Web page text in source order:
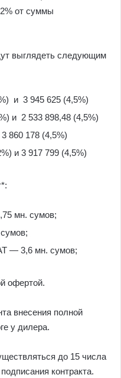
от суммы
выглядеть следующим
и 3 945 625 (4,5%)
и 2 533 898,48 (4,5%)
860 178 (4,5%)
и 3 917 799 (4,5%)
мн. сумов;
— 3,6 мн. сумов;
офертой.
внесения полной
у дилера.
до 15 числа
контракта.